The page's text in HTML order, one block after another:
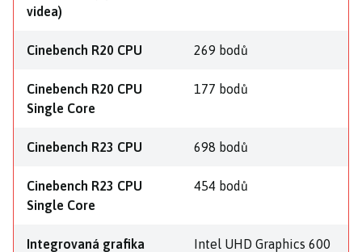
videa)
Cinebench R20 CPU 269 bodů
Cinebench R20 CPU
Single Core
177 bodů
Cinebench R23 CPU 698 bodů
Cinebench R23 CPU
Single Core
454 bodů
Integrovaná grafika Intel UHD Graphics 600